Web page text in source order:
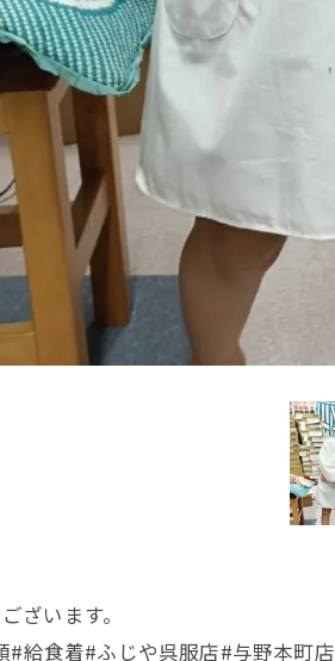
ざいます。
#給食着#ふじや呉服店#与野本町店